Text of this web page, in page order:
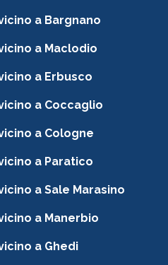
a Bargnano
a Maclodio
a Erbusco
a Coccaglio
a Cologne
a Paratico
a Sale Marasino
a Manerbio
a Ghedi